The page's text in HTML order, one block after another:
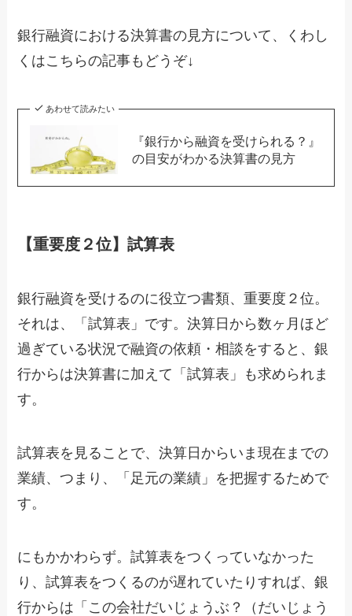
銀行融資における決算書の見方について、くわし
くはこちらの記事もどうぞ↓
あわせて読みたい
『銀行から融資を受けられる？』
の目安がわかる決算書の見方
【重要度２位】試算表
銀行融資を受けるのに役立つ書類、重要度２位。
それは、「試算表」です。決算日から数ヶ月ほど
過ぎている状況で融資の依頼・相談をすると、銀
行からは決算書に加えて「試算表」も求められま
す。
試算表を見ることで、決算日からいま現在までの
業績、つまり、「足元の業績」を把握するためで
す。
にもかかわらず。試算表をつくっていなかった
り、試算表をつくるのが遅れていたりすれば、銀
行からは「この会社だいじょうぶ？（だいじょう